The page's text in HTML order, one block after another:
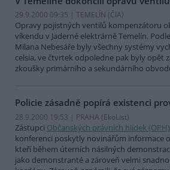
29.9.2000 09:35 | TEMELÍN (ČIA)
Opravy pojistných ventilů kompenzátoru
víkendu v Jaderné elektrárně Temelín.
Milana Nebesáře byly všechny systémy
celsia, ve čtvrtek odpoledne pak byly opět
zkoušky primárního a sekundárního
Policie zásadně popírá existenci
28.9.2000 19:53 | PRAHA (EkoList)
Zástupci Občanských právních hlídek (OPH)
konferenci poskytly novinářům informace
kteří během úterních násilných
jako demonstranté a zároveň velmi